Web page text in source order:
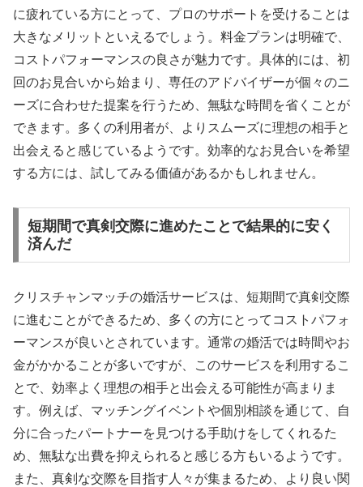
に疲れている方にとって、プロのサポートを受けることは
大きなメリットといえるでしょう。料金プランは明確で、
コストパフォーマンスの良さが魅力です。具体的には、初
回のお見合いから始まり、専任のアドバイザーが個々のニ
ーズに合わせた提案を行うため、無駄な時間を省くことが
できます。多くの利用者が、よりスムーズに理想の相手と
出会えると感じているようです。効率的なお見合いを希望
する方には、試してみる価値があるかもしれません。
短期間で真剣交際に進めたことで結果的に安く
済んだ
クリスチャンマッチの婚活サービスは、短期間で真剣交際
に進むことができるため、多くの方にとってコストパフォ
ーマンスが良いとされています。通常の婚活では時間やお
金がかかることが多いですが、このサービスを利用するこ
とで、効率よく理想の相手と出会える可能性が高まりま
す。例えば、マッチングイベントや個別相談を通じて、自
分に合ったパートナーを見つける手助けをしてくれるた
め、無駄な出費を抑えられると感じる方もいるようです。
また、真剣な交際を目指す人々が集まるため、より良い関